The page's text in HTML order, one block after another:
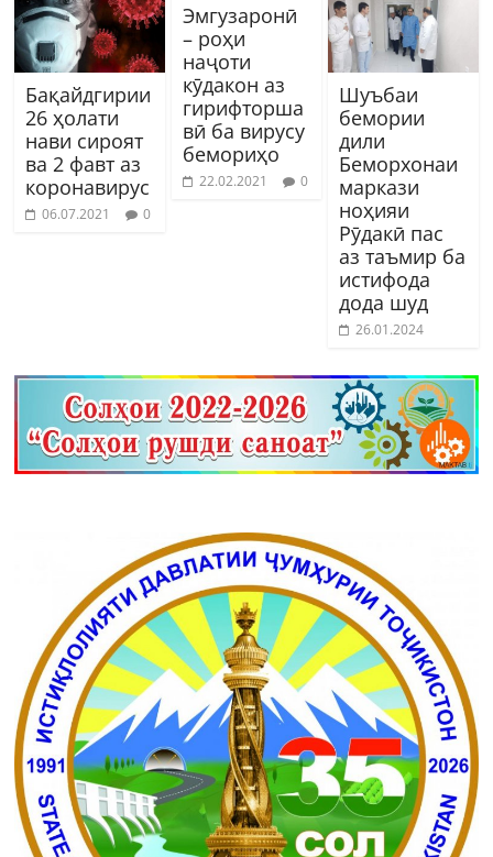
Бақайдгирии
26 ҳолати
нави сироят
ва 2 фавт аз
коронавирус
06.07.2021 0
Эмгузаронӣ
– роҳи
наҷоти
кӯдакон аз
гирифторша
вӣ ба вирусу
бемориҳо
22.02.2021 0
Шуъбаи
бемории
дили
Беморхонаи
маркази
ноҳияи
Рӯдакӣ пас
аз таъмир ба
истифода
дода шуд
26.01.2024